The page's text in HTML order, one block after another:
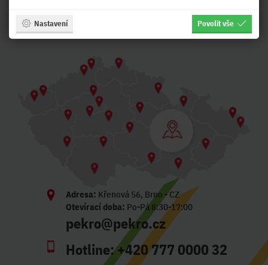
Adresa: Křenová 56, Brno - CZ
Otevírací doba: Po-Pá 8:30-17:00
pekro@pekro.cz
Hotline:+420 777 0000 32
Nastavení Povolit vše